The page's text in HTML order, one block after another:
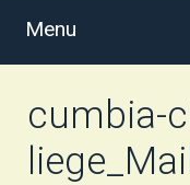
Menu
cumbia-